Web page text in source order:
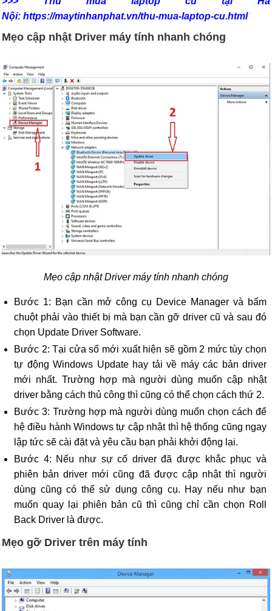
Nội: https://maytinhanphat.vn/thu-mua-laptop-cu.html
Mẹo cập nhật Driver máy tính nhanh chóng
Mẹo cập nhật Driver máy tính nhanh chóng
Bước 1: Bạn cần mở công cụ Device Manager và bấm
chuột phải vào thiết bị mà bạn cần gỡ driver cũ và sau đó
chọn Update Driver Software.
Bước 2: Tại cửa sổ mới xuất hiện sẽ gồm 2 mức tùy chọn
tự động Windows Update hay tải về máy các bản driver
mới nhất. Trường hợp mà người dùng muốn cập nhật
driver bằng cách thủ công thì cũng có thể chọn cách thứ 2.
Bước 3: Trường hợp mà người dùng muốn chọn cách để
hệ điều hành Windows tự cập nhật thì hệ thống cũng ngay
lập tức sẽ cài đặt và yêu cầu bạn phải khởi động lại.
Bước 4: Nếu như sự cố driver đã được khắc phục và
phiên bản driver mới cũng đã được cập nhật thì người
dùng cũng có thể sử dụng công cụ. Hay nếu như bạn
muốn quay lại phiên bản cũ thì cũng chỉ cần chọn Roll
Back Driver là được.
Mẹo gỡ Driver trên máy tính